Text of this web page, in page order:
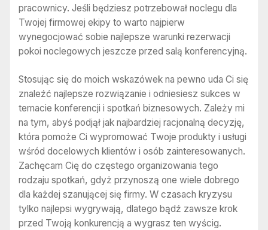
pracownicy. Jeśli będziesz potrzebował noclegu dla
Twojej firmowej ekipy to warto najpierw
wynegocjować sobie najlepsze warunki rezerwacji
pokoi noclegowych jeszcze przed salą konferencyjną.
Stosując się do moich wskazówek na pewno uda Ci się
znaleźć najlepsze rozwiązanie i odniesiesz sukces w
temacie konferencji i spotkań biznesowych. Zależy mi
na tym, abyś podjął jak najbardziej racjonalną decyzję,
która pomoże Ci wypromować Twoje produkty i usługi
wśród docelowych klientów i osób zainteresowanych.
Zachęcam Cię do częstego organizowania tego
rodzaju spotkań, gdyż przynoszą one wiele dobrego
dla każdej szanującej się firmy. W czasach kryzysu
tylko najlepsi wygrywają, dlatego bądź zawsze krok
przed Twoją konkurencją a wygrasz ten wyścig.